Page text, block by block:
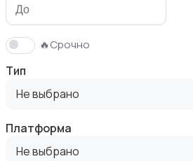
Игровые приставки
Игры для приставок и ПК
🔥Срочно
Тип
Не выбрано
Платформа
Не выбрано